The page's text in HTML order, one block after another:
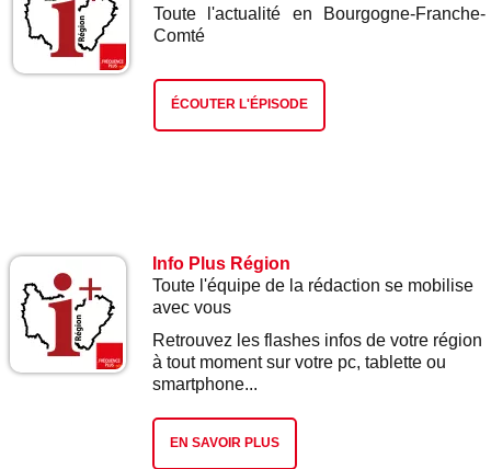
Toute l'actualité en Bourgogne-Franche-
Comté
ÉCOUTER L'ÉPISODE
Info Plus Région
Toute l'équipe de la rédaction se mobilise
avec vous
Retrouvez les flashes infos de votre région
à tout moment sur votre pc, tablette ou
smartphone...
EN SAVOIR PLUS